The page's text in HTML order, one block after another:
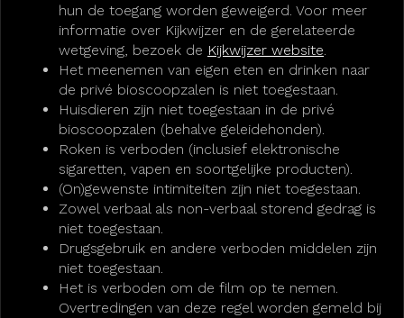
hun de toegang worden geweigerd. Voor meer
informatie over Kijkwijzer en de gerelateerde
wetgeving, bezoek de Kijkwijzer website.
Het meenemen van eigen eten en drinken naar
de privé bioscoopzalen is niet toegestaan.
Huisdieren zijn niet toegestaan in de privé
bioscoopzalen (behalve geleidehonden).
Roken is verboden (inclusief elektronische
sigaretten, vapen en soortgelijke producten).
(On)gewenste intimiteiten zijn niet toegestaan.
Zowel verbaal als non-verbaal storend gedrag is
niet toegestaan.
Drugsgebruik en andere verboden middelen zijn
niet toegestaan.
Het is verboden om de film op te nemen.
Overtredingen van deze regel worden gemeld bij